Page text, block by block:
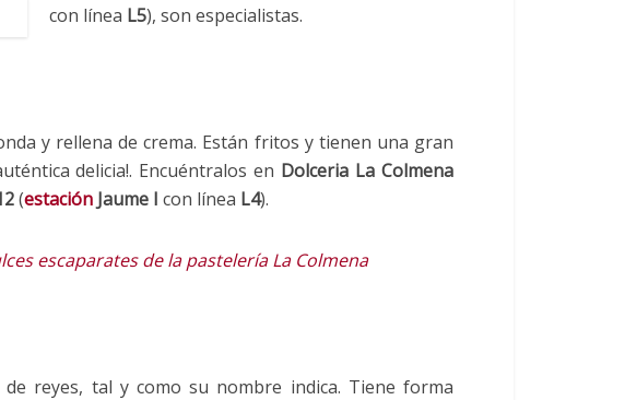
con línea L5), son especialistas.
y rellena de crema. Están fritos y tienen una gran
delicia!. Encuéntralos en Dolceria La Colmena
(estación Jaume I con línea L4).
escaparates de la pastelería La Colmena
reyes, tal y como su nombre indica. Tiene forma